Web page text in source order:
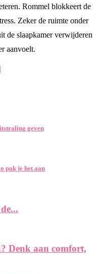
Rommel blokkeert de
Zeker de ruimte onder
de slaapkamer verwijderen
aanvoelt.
geven
pak je het aan
Denk aan comfort,